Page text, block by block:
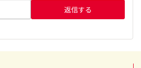
返信する